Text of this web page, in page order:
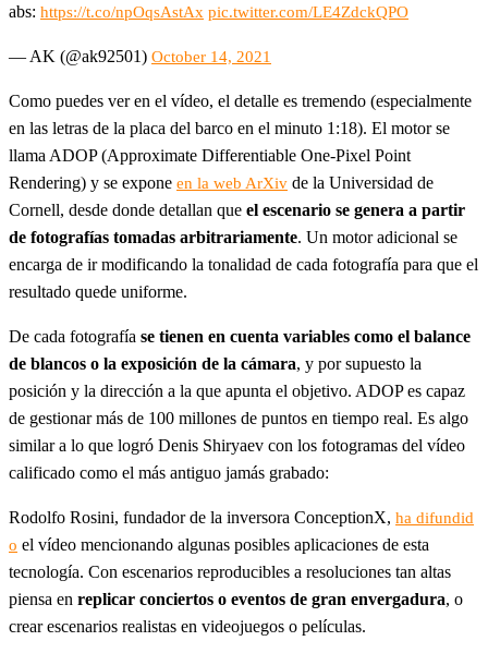
abs: https://t.co/npOqsAstAx pic.twitter.com/LE4ZdckQPO
— AK (@ak92501) October 14, 2021
Como puedes ver en el vídeo, el detalle es tremendo (especialmente
en las letras de la placa del barco en el minuto 1:18). El motor se
llama ADOP (Approximate Differentiable One-Pixel Point
Rendering) y se expone en la web ArXiv de la Universidad de
Cornell, desde donde detallan que el escenario se genera a partir
de fotografías tomadas arbitrariamente. Un motor adicional se
encarga de ir modificando la tonalidad de cada fotografía para que el
resultado quede uniforme.
De cada fotografía se tienen en cuenta variables como el balance
de blancos o la exposición de la cámara, y por supuesto la
posición y la dirección a la que apunta el objetivo. ADOP es capaz
de gestionar más de 100 millones de puntos en tiempo real. Es algo
similar a lo que logró Denis Shiryaev con los fotogramas del vídeo
calificado como el más antiguo jamás grabado:
Rodolfo Rosini, fundador de la inversora ConceptionX, ha difundid
o el vídeo mencionando algunas posibles aplicaciones de esta
tecnología. Con escenarios reproducibles a resoluciones tan altas
piensa en replicar conciertos o eventos de gran envergadura, o
crear escenarios realistas en videojuegos o películas.